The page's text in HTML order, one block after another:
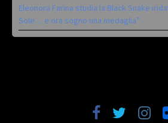
Eleonora Farina studia la Black Snake
Sole… e ora sogno una medaglia”